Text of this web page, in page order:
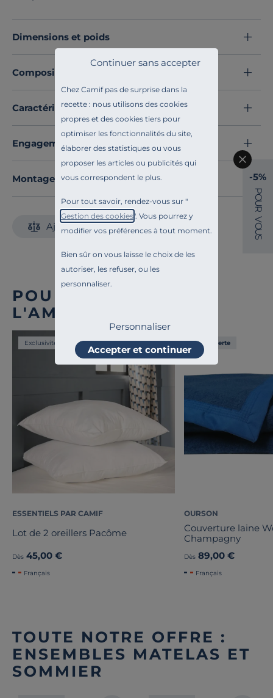
Chez Camif pas de surprise dans la
recette : nous utilisons des cookies
propres et des cookies tiers pour
optimiser les fonctionnalités du site,
élaborer des statistiques ou vous
proposer les articles ou publicités qui
vous correspondent le plus.
Pour tout savoir, rendez-vous sur "
Gestion des cookies". Vous pourrez y
modifier vos préférences à tout moment.
Bien sûr on vous laisse le choix de les
autoriser, les refuser, ou les
personnaliser.
Continuer sans accepter
Personnaliser
Accepter et continuer
vos nuits. Chaque élément de cet ensemble a été
pensé pour vous garantir des heures de sommeil
réparatrices.
Grâce à son harmonie parfaite, l'ensemble Super Back
to Basics + de Bultex transforme votre chambre en un
véritable cocon de bien-être. En un seul clic, vous
profitez d’un confort exceptionnel et d’une esthétique
soignée, pour des nuits plus sereines et un réveil en
pleine forme.
Faites de vos nuits un véritable moment de plaisir
avec cette literie !
Découvrez toute notre sélection :
Ensembles matelas et sommier
Dimensions et poids
Composition et matières
Caractéristiques techniques
Engagements et traçabilité
Montage et conseils d'entretien
Ajouter au comparateur
POUR COMPLÉTER
L'AMBIANCE
Exclusivité
ESSENTIELS PAR CAMIF
Lot de 2 oreillers Pacôme
Dès 45,00 €
Français
Liv. offerte
OURSON
Couverture laine
Champagny
Dès 89,00 €
Français
TOUTE NOTRE OFFRE :
ENSEMBLES MATELAS ET
SOMMIER
-5%
P
O
U
R
V
O
U
S